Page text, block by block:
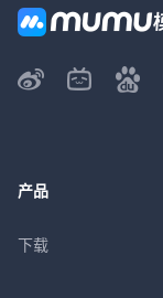
产品
下载